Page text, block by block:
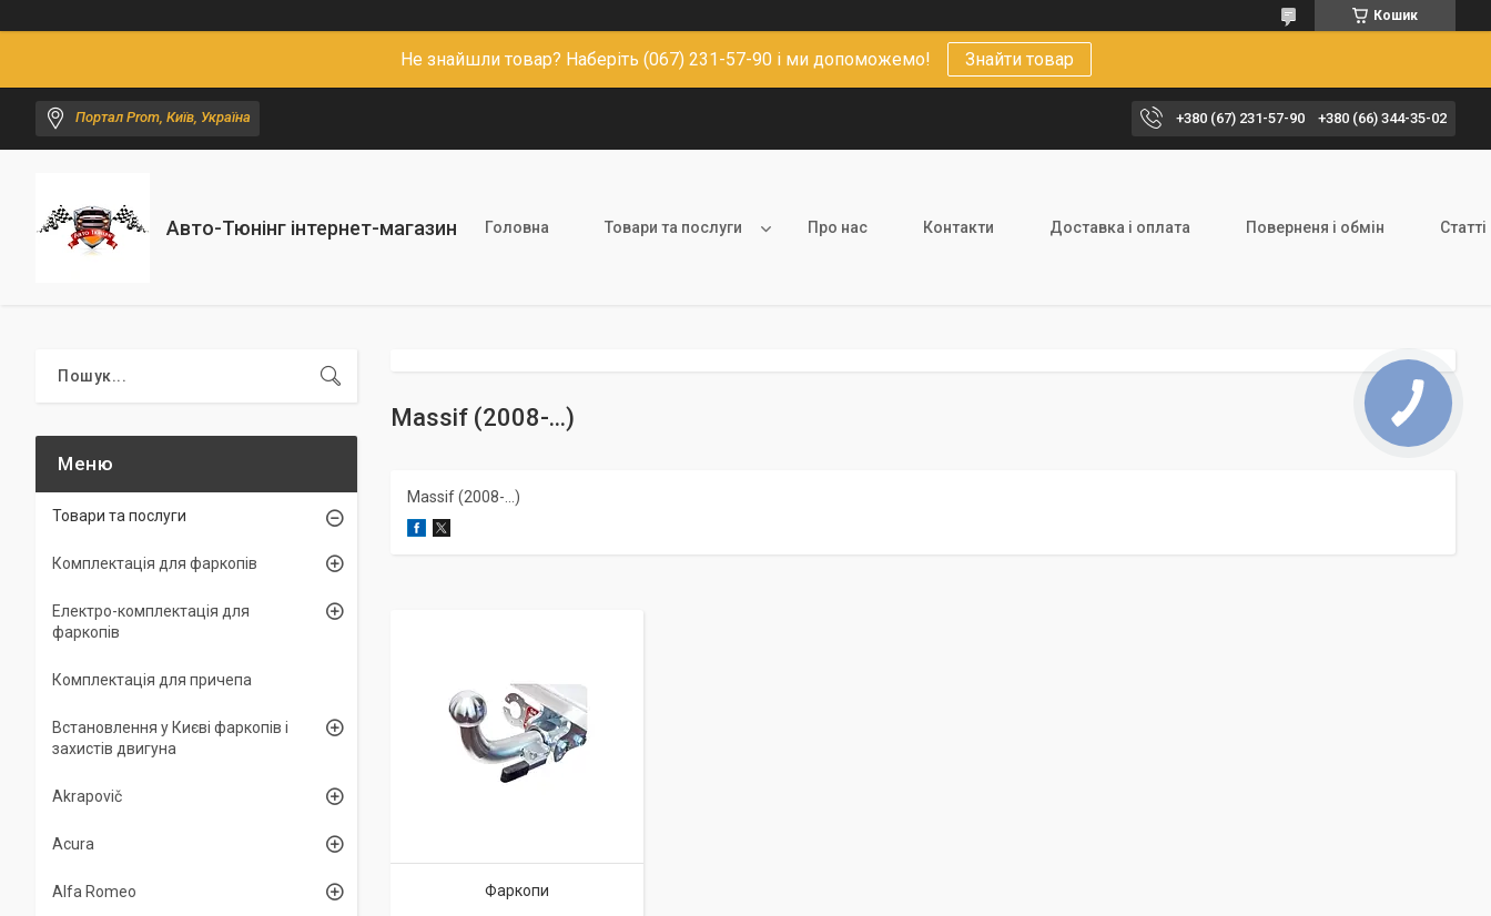
Кошик
Не знайшли товар? Наберіть (067) 231-57-90 і ми допоможемо! Знайти товар
Портал Prom, Київ, Україна +380 (67) 231-57-90 +380 (66) 344-35-02
Авто-Тюнінг інтернет-магазин Головна Товари та послуги Про нас Контакти Доставка і оплата Поверненя і обмін Статті
Massif (2008-...)
Massif (2008-...)
Фаркопи
Товари та послуги
Комплектація для фаркопів
Електро-комплектація для
фаркопів
Комплектація для причепа
Встановлення у Києві фаркопів і
захистів двигуна
Akrapovič
Acura
Alfa Romeo